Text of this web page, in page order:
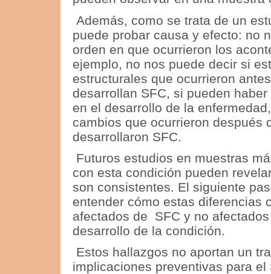
Además, como se trata de un
puede probar causa y efecto: no
orden en que ocurrieron los
ejemplo, no nos puede decir si
estructurales que ocurrieron
desarrollan SFC, si pueden
en el desarrollo de la
cambios que ocurrieron después
desarrollaron SFC.
Futuros estudios en muestras
con esta condición pueden
son consistentes.
El siguiente
entender cómo estas diferencias
afectados de SFC y no
desarrollo de la condición.
Estos hallazgos no aportan un
implicaciones preventivas para el